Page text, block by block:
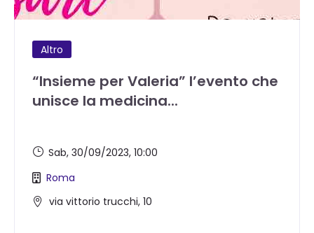
Altro
“Insieme per Valeria” l’evento che
unisce la medicina...
via vittorio trucchi, 10
Roma
Sab, 30/09/2023, 10:00